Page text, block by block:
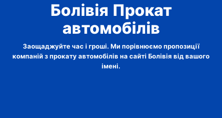
Болівія Прокат
автомобілів
Заощаджуйте час і гроші. Ми порівнюємо пропозиції
компаній з прокату автомобілів на сайті Болівія від вашого
імені.